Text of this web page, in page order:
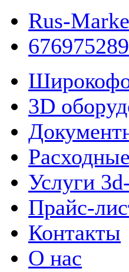
Rus-
676975289
3D
Услуги
Прайс-
Контакты
О нас